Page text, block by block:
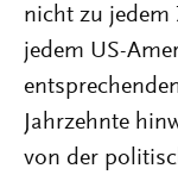
nicht zu
jedem US-
Jahrzehnte
von der